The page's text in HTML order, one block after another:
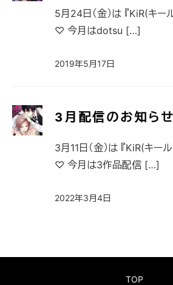
5月24日（金）は 『KiR(キ
♡ 今月はdotsu […]
2019年5月17日
3月配信のお知らせ
3月11日（金）は 『KiR(キー
♡ 今月は3作品配信 […]
2022年3月4日
TOP